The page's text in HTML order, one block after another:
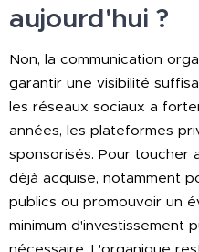
aujourd'hui ?
Non, la communication
garantir une visibilité
les réseaux sociaux a
années, les plateformes
sponsorisés. Pour toucher
déjà acquise, notamment
publics ou promouvoir un
minimum d'investissement